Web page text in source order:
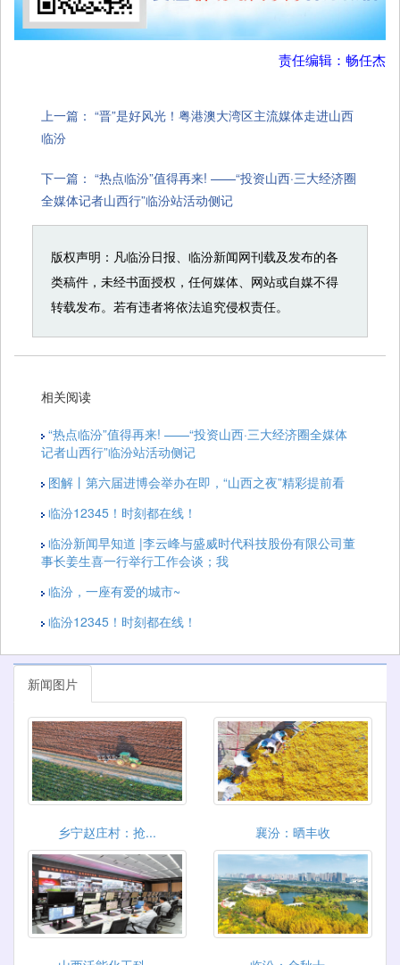
责任编辑：畅任杰
上一篇： “晋”是好风光！粤港澳大湾区主流媒体走进山西
临汾
下一篇： “热点临汾”值得再来! ——“投资山西·三大经济圈
全媒体记者山西行”临汾站活动侧记
版权声明：凡临汾日报、临汾新闻网刊载及发布的各
类稿件，未经书面授权，任何媒体、网站或自媒不得
转载发布。若有违者将依法追究侵权责任。
相关阅读
“热点临汾”值得再来! ——“投资山西·三大经济圈全媒体
记者山西行”临汾站活动侧记
图解丨第六届进博会举办在即，“山西之夜”精彩提前看
临汾12345！时刻都在线！
临汾新闻早知道 |李云峰与盛威时代科技股份有限公司董
事长姜生喜一行举行工作会谈；我
临汾，一座有爱的城市~
临汾12345！时刻都在线！
新闻图片
乡宁赵庄村：抢... 襄汾：晒丰收